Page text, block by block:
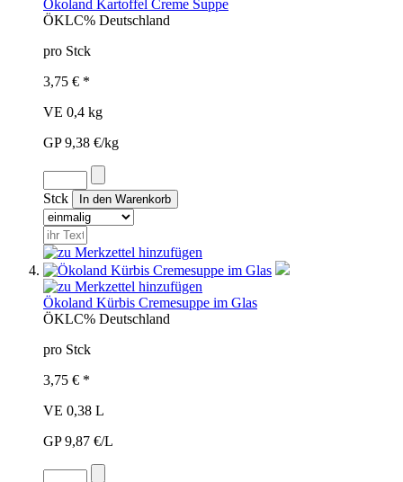
Ökoland Kartoffel Creme Suppe
ÖKLC% Deutschland
pro Stck
3,75 € *
VE 0,4 kg
GP 9,38 €/kg
Stck
Ökoland Kürbis Cremesuppe im Glas
ÖKLC% Deutschland
pro Stck
3,75 € *
VE 0,38 L
GP 9,87 €/L